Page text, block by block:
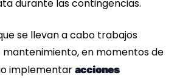
durante las contingencias.
se llevan a cabo trabajos
en momentos de
implementaracciones